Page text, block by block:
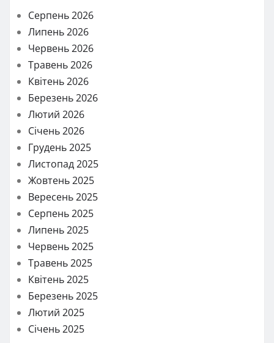
Серпень 2026
Липень 2026
Червень 2026
Травень 2026
Квітень 2026
Березень 2026
Лютий 2026
Січень 2026
Грудень 2025
Листопад 2025
Жовтень 2025
Вересень 2025
Серпень 2025
Липень 2025
Червень 2025
Травень 2025
Квітень 2025
Березень 2025
Лютий 2025
Січень 2025